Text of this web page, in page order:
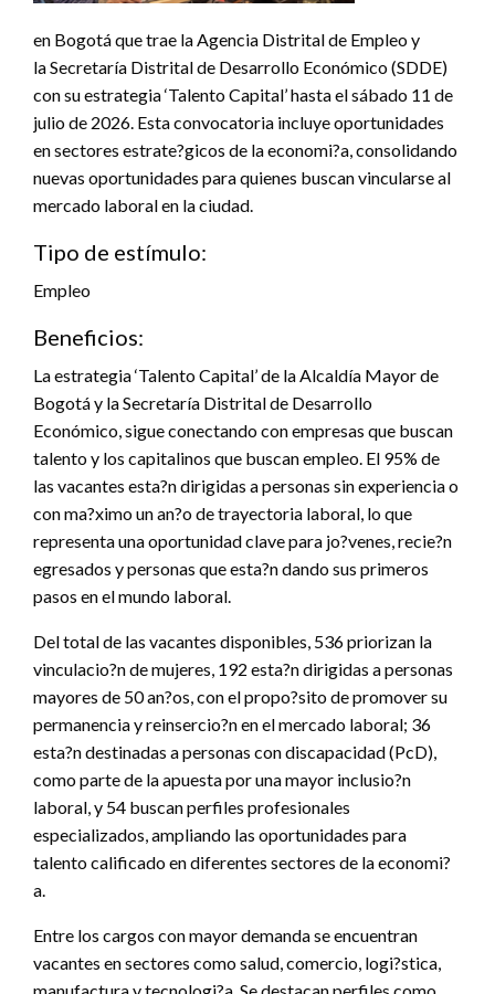
en Bogotá que trae la Agencia Distrital de Empleo y
la Secretaría Distrital de Desarrollo Económico (SDDE)
con su estrategia ‘Talento Capital’ hasta el sábado 11 de
julio de 2026. Esta convocatoria incluye oportunidades
en sectores estrate?gicos de la economi?a, consolidando
nuevas oportunidades para quienes buscan vincularse al
mercado laboral en la ciudad.
Tipo de estímulo:
Empleo
Beneficios:
La estrategia ‘Talento Capital’ de la Alcaldía Mayor de
Bogotá y la Secretaría Distrital de Desarrollo
Económico, sigue conectando con empresas que buscan
talento y los capitalinos que buscan empleo. El 95% de
las vacantes esta?n dirigidas a personas sin experiencia o
con ma?ximo un an?o de trayectoria laboral, lo que
representa una oportunidad clave para jo?venes, recie?n
egresados y personas que esta?n dando sus primeros
pasos en el mundo laboral.
Del total de las vacantes disponibles, 536 priorizan la
vinculacio?n de mujeres, 192 esta?n dirigidas a personas
mayores de 50 an?os, con el propo?sito de promover su
permanencia y reinsercio?n en el mercado laboral; 36
esta?n destinadas a personas con discapacidad (PcD),
como parte de la apuesta por una mayor inclusio?n
laboral, y 54 buscan perfiles profesionales
especializados, ampliando las oportunidades para
talento calificado en diferentes sectores de la economi?
a.
Entre los cargos con mayor demanda se encuentran
vacantes en sectores como salud, comercio, logi?stica,